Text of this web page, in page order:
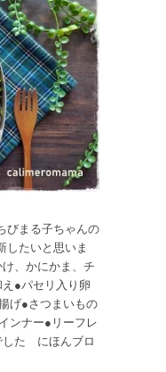
まる子ちゃんの
したいと思いま
、かにかま、チ
●パセリ入り卵
げ●さつまいもの
ンナー●リーフレ
した にほんブロ